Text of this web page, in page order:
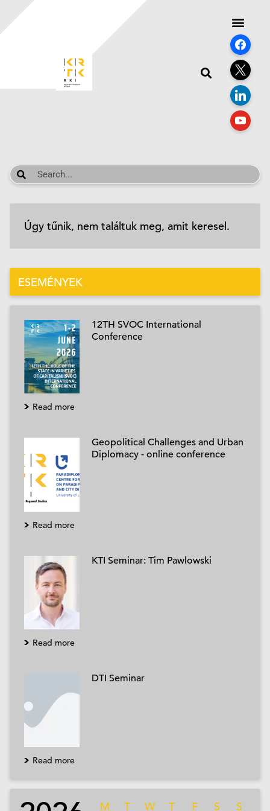
Úgy tűnik, nem találtuk meg, amit keresel.
ESEMÉNYEK
12TH SVOC International
Conference
Read more
Geopolitical Challenges and Urban
Diplomacy - online conference
Read more
KTI Seminar: Tim Pawlowski
Read more
DTI Seminar
Read more
M T W T F S S